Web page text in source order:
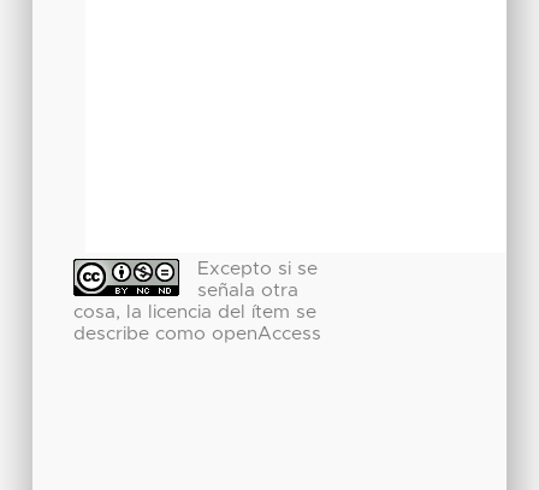
Excepto si se
señala otra
cosa, la licencia del ítem se
describe como openAccess